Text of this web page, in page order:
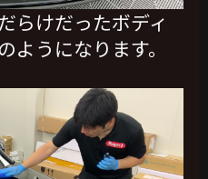
らけだったボディ
ようになります。